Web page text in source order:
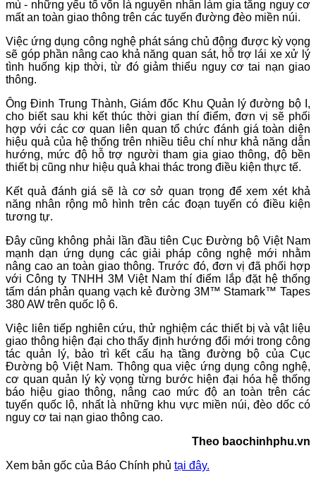
mù - những yếu tố vốn là nguyên nhân làm gia tăng nguy cơ
mất an toàn giao thông trên các tuyến đường đèo miền núi.
Việc ứng dụng công nghệ phát sáng chủ động được kỳ vọng
sẽ góp phần nâng cao khả năng quan sát, hỗ trợ lái xe xử lý
tình huống kịp thời, từ đó giảm thiểu nguy cơ tai nạn giao
thông.
Ông Đinh Trung Thành, Giám đốc Khu Quản lý đường bộ I,
cho biết sau khi kết thúc thời gian thí điểm, đơn vị sẽ phối
hợp với các cơ quan liên quan tổ chức đánh giá toàn diện
hiệu quả của hệ thống trên nhiều tiêu chí như khả năng dẫn
hướng, mức độ hỗ trợ người tham gia giao thông, độ bền
thiết bị cũng như hiệu quả khai thác trong điều kiện thực tế.
Kết quả đánh giá sẽ là cơ sở quan trọng để xem xét khả
năng nhân rộng mô hình trên các đoạn tuyến có điều kiện
tương tự.
Đây cũng không phải lần đầu tiên Cục Đường bộ Việt Nam
mạnh dạn ứng dụng các giải pháp công nghệ mới nhằm
nâng cao an toàn giao thông. Trước đó, đơn vị đã phối hợp
với Công ty TNHH 3M Việt Nam thí điểm lắp đặt hệ thống
tấm dán phản quang vạch kẻ đường 3M™ Stamark™ Tapes
380 AW trên quốc lộ 6.
Việc liên tiếp nghiên cứu, thử nghiệm các thiết bị và vật liệu
giao thông hiện đại cho thấy định hướng đổi mới trong công
tác quản lý, bảo trì kết cấu hạ tầng đường bộ của Cục
Đường bộ Việt Nam. Thông qua việc ứng dụng công nghệ,
cơ quan quản lý kỳ vọng từng bước hiện đại hóa hệ thống
báo hiệu giao thông, nâng cao mức độ an toàn trên các
tuyến quốc lộ, nhất là những khu vực miền núi, đèo dốc có
nguy cơ tai nạn giao thông cao.
Theo baochinhphu.vn
Xem bản gốc của Báo Chính phủ tại đây.